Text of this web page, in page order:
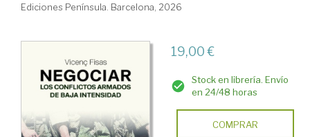
Ediciones Península. Barcelona, 2026
19,00 €
Stock en librería. Envío
en 24/48 horas
COMPRAR